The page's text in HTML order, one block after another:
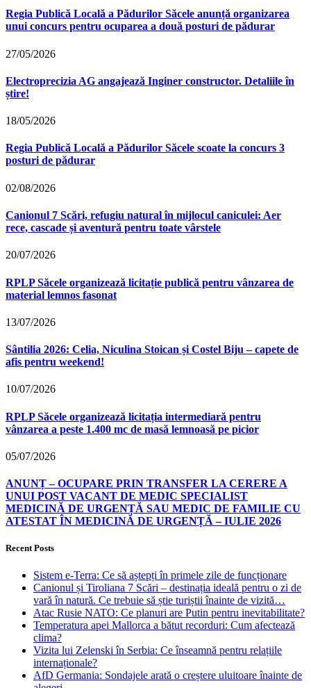
Regia Publică Locală a Pădurilor Săcele anunță organizarea
unui concurs pentru ocuparea a două posturi de pădurar
27/05/2026
Electroprecizia AG angajează Inginer constructor. Detaliile în
știre!
18/05/2026
Regia Publică Locală a Pădurilor Săcele scoate la concurs 3
posturi de pădurar
02/08/2026
Canionul 7 Scări, refugiu natural în mijlocul caniculei: Aer
rece, cascade și aventură pentru toate vârstele
20/07/2026
RPLP Săcele organizează licitație publică pentru vânzarea de
material lemnos fasonat
13/07/2026
Sântilia 2026: Celia, Niculina Stoican și Costel Biju – capete de
afis pentru weekend!
10/07/2026
RPLP Săcele organizează licitația intermediară pentru
vânzarea a peste 1.400 mc de masă lemnoasă pe picior
05/07/2026
ANUNȚ – OCUPARE PRIN TRANSFER LA CERERE A
UNUI POST VACANT DE MEDIC SPECIALIST
MEDICINĂ DE URGENȚĂ SAU MEDIC DE FAMILIE CU
ATESTAT ÎN MEDICINĂ DE URGENȚĂ – IULIE 2026
Recent Posts
Sistem e-Terra: Ce să aștepți în primele zile de funcționare
Canionul și Tiroliana 7 Scări – destinația ideală pentru o zi de
vară în natură. Ce trebuie să știe turiștii înainte de vizită…
Atac Rusie NATO: Ce planuri are Putin pentru inevitabilitate?
Temperatura apei Mallorca a bătut recorduri: Cum afectează
clima?
Vizita lui Zelenski în Serbia: Ce înseamnă pentru relațiile
internaționale?
AfD Germania: Sondajele arată o creștere uluitoare înainte de